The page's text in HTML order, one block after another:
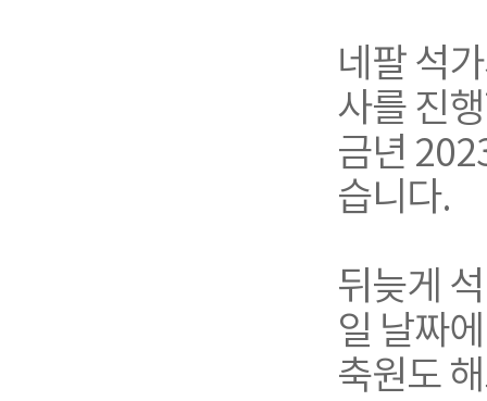
네팔 석
사를 진
금년
습니다.
뒤늦게
일 날짜
축원도